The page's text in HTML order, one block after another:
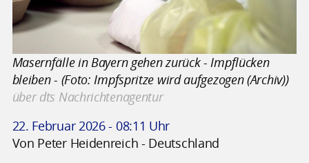
Masernfälle in Bayern gehen zurück - Impflücken
bleiben - (Foto: Impfspritze wird aufgezogen (Archiv))
über dts Nachrichtenagentur
22. Februar 2026 - 08:11 Uhr
Von Peter Heidenreich - Deutschland